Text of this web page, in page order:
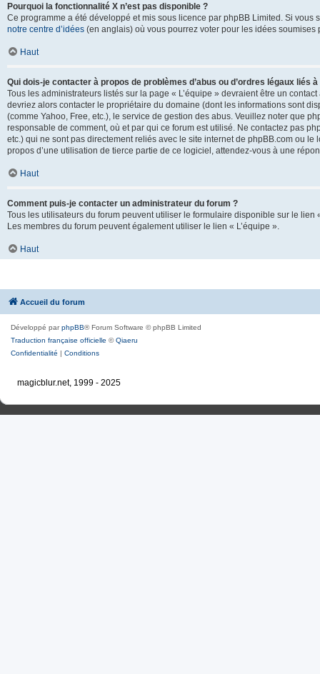
Pourquoi la fonctionnalité X n’est pas disponible ?
Ce programme a été développé et mis sous licence par phpBB Limited. Si
notre centre d’idées (en anglais) où vous pourrez voter pour les idées soumises
Haut
Qui dois-je contacter à propos de problèmes d’abus ou d’ordres légaux liés
Tous les administrateurs listés sur la page « L’équipe » devraient être un
devriez alors contacter le propriétaire du domaine (dont les informations sont
(comme Yahoo, Free, etc.), le service de gestion des abus. Veuillez noter que
responsable de comment, où et par qui ce forum est utilisé. Ne contactez pas
etc.) qui ne sont pas directement reliés avec le site internet de phpBB.com ou
propos d’une utilisation de tierce partie de ce logiciel, attendez-vous à une
Haut
Comment puis-je contacter un administrateur du forum ?
Tous les utilisateurs du forum peuvent utiliser le formulaire disponible sur le
Les membres du forum peuvent également utiliser le lien « L’équipe ».
Haut
Accueil du forum
Développé parphpBB® Forum Software © phpBB Limited
Traduction française officielle ©Qiaeru
Confidentialité | Conditions
magicblur.net, 1999 - 2025